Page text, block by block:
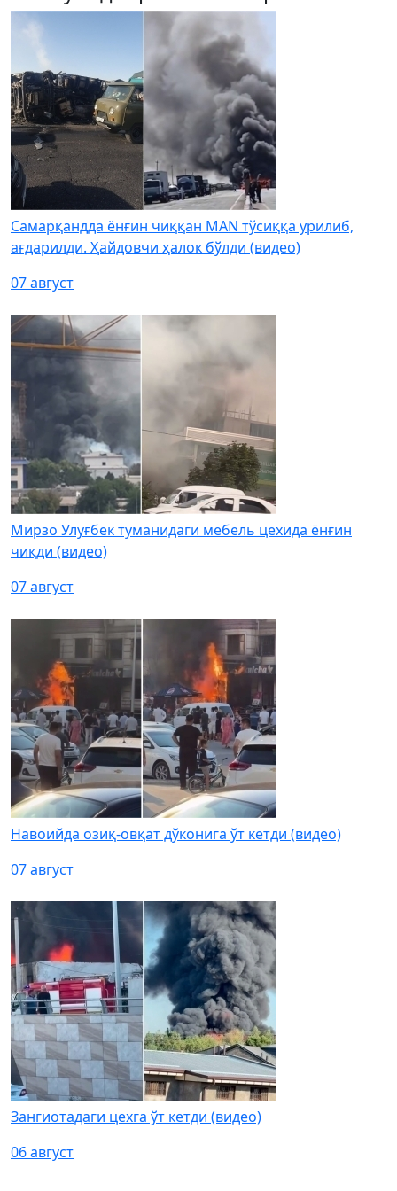
Самарқандда ёнғин чиққан MAN тўсиққа урилиб,
ағдарилди. Ҳайдовчи ҳалок бўлди (видео)
07 август
Мирзо Улуғбек туманидаги мебель цехида ёнғин
чиқди (видео)
07 август
Навоийда озиқ-овқат дўконига ўт кетди (видео)
07 август
Зангиотадаги цехга ўт кетди (видео)
06 август